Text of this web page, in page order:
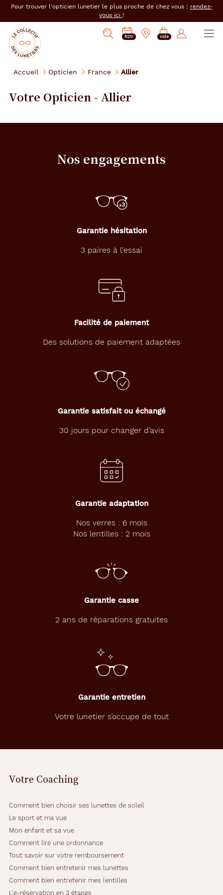
auPour trouver l'opticien lunetier le plus proche de chez vous : rendez-
vous ici !
Opticien
le
collectif
lunetiers
AfficherPRENDRE
RDV
Mon
magasin
Mes
vide
Mon
compte
Ouvrir
menu
Accueil Opticien France Allier
Votre Opticien - Allier
Nos engagements
Garantie hésitation
3 paires à l'essai
Facilité de paiement
Des solutions de paiement adaptées
Garantie satisfait ou échangé
30 jours pour changer d’avis
Garantie adaptation
Nos verres : 6 mois
Nos lentilles : 2 mois
Garantie casse
2 ans de réparations gratuites
Garantie entretien
Votre lunetier s’occupe de tout
Votre Coaching
Comment bien choisir ses lunettes de soleil
Le sport et ma vue
Mon enfant et sa vue
Comment lire une ordonnance
Tout savoir sur votre remboursement
Comment bien entretenir mes lunettes
Comment bien entretenir mes lentilles
L'e-réservation en 3 étapes